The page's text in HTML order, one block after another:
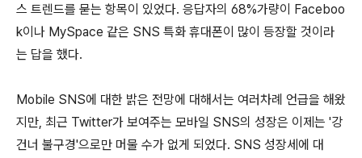
스 트렌드를 묻는 항목이 있었다. 응답자의 68%가량이 Faceboo
k이나 MySpace 같은 SNS 특화 휴대폰이 많이 등장할 것이라
는 답을 했다.
Mobile SNS에 대한 밝은 전망에 대해서는 여러차례 언급을 해왔
지만, 최근 Twitter가 보여주는 모바일 SNS의 성장은 이제는 '강
건너 불구경'으로만 머물 수가 없게 되었다. SNS 성장세에 대